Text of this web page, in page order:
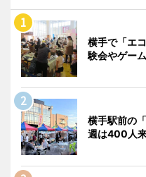
横手で「エ
験会やゲー
横手駅前の
週は400人